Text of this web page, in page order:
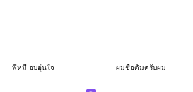
พี่หมี อบอุ่นใจ ผมชื่อตั้มครับผม